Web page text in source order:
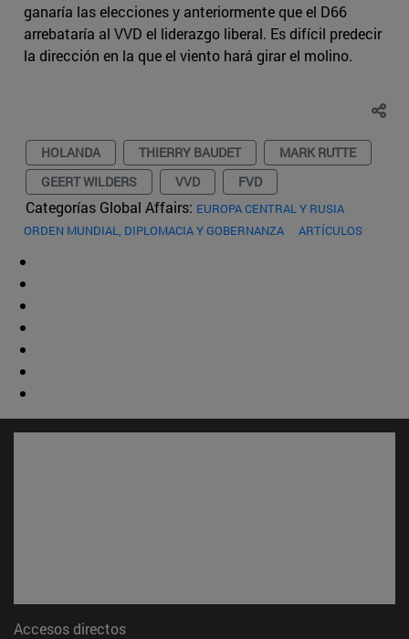
ganaría las elecciones y anteriormente que el D66
arrebataría al VVD el liderazgo liberal. Es difícil predecir
la dirección en la que el viento hará girar el molino.
HOLANDA THIERRY BAUDET
MARK RUTTE
GEERT WILDERS
VVD FVD
Categorías Global Affairs: EUROPA CENTRAL Y RUSIA
ORDEN MUNDIAL, DIPLOMACIA Y GOBERNANZA
ARTÍCULOS
Accesos directos